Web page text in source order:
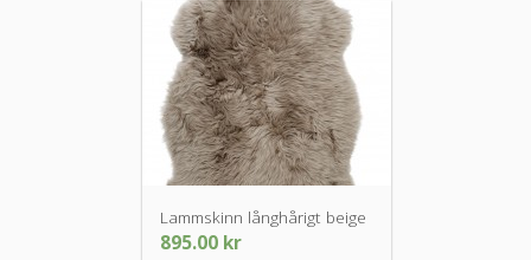
Lammskinn långhårigt beige
895.00 kr